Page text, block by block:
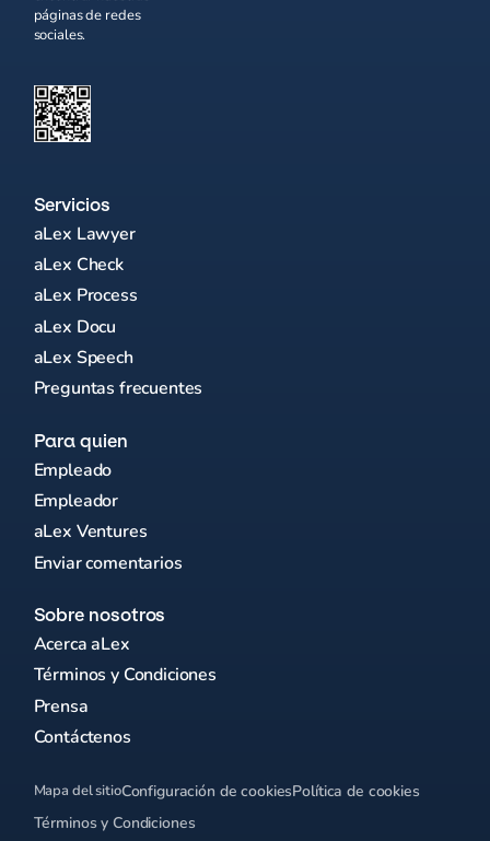
páginas de redes
sociales.
Servicios
aLex Lawyer
aLex Check
aLex Process
aLex Docu
aLex Speech
Preguntas frecuentes
Para quien
Empleado
Empleador
aLex Ventures
Enviar comentarios
Sobre nosotros
Acerca aLex
Términos y Condiciones
Prensa
Contáctenos
Mapa del sitioConfiguración de cookiesPolítica de cookies
Términos y Condiciones